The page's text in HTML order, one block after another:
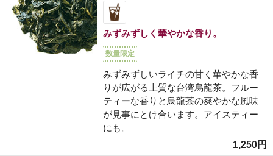
みずみずしく華やかな香り。
数量限定
みずみずしいライチの甘く華やかな香
りが広がる上質な台湾烏龍茶。フルー
ティーな香りと烏龍茶の爽やかな風味
が見事にとけ合います。アイスティー
にも。
1,250円